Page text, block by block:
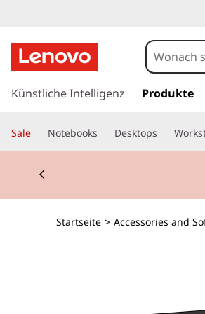
u
a
u
i
Künstliche Intelligenz Produkte
Sale Notebooks Desktops
Startseite > Accessories and